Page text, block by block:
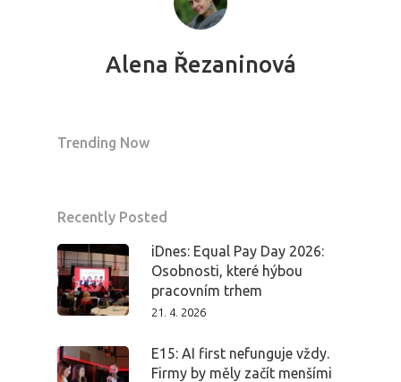
Alena Řezaninová
Trending Now
Recently Posted
iDnes: Equal Pay Day 2026:
Osobnosti, které hýbou
pracovním trhem
21. 4. 2026
E15: AI first nefunguje vždy.
Firmy by měly začít menšími